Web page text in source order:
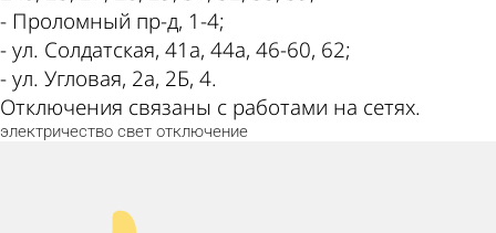
- Проломный пр-д, 1-4;
- ул. Солдатская, 41а, 44а, 46-60, 62;
- ул. Угловая, 2а, 2Б, 4.
Отключения связаны с работами на сетях.
электричество свет отключение
Палец вверх!